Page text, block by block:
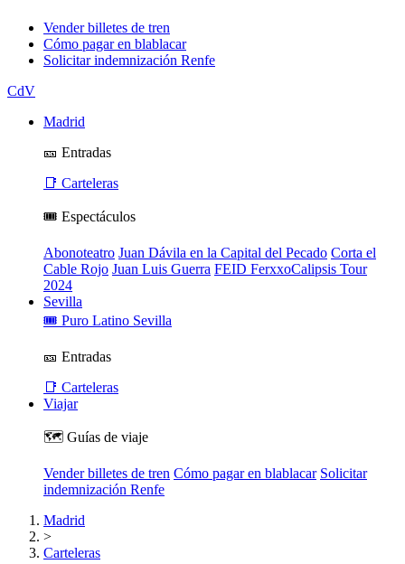
Vender billetes de tren
Cómo pagar en blablacar
Solicitar indemnización Renfe
CdV
Madrid
🎫 Entradas
📑 Carteleras
🎟️ Espectáculos
Abonoteatro Juan Dávila en la Capital del Pecado Corta el
Cable Rojo Juan Luis Guerra FEID FerxxoCalipsis Tour
2024
Sevilla
🎟️ Puro Latino Sevilla
🎫 Entradas
📑 Carteleras
Viajar
🗺️ Guías de viaje
Vender billetes de tren Cómo pagar en blablacar Solicitar
indemnización Renfe
Madrid
>
Carteleras